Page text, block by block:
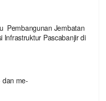
Pembangunan Jembatan
Infrastruktur Pascabanjir di
dan me-